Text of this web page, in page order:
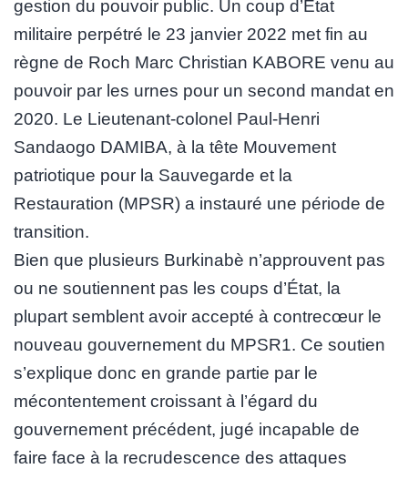
gestion du pouvoir public. Un coup d’État
militaire perpétré le 23 janvier 2022 met fin au
règne de Roch Marc Christian KABORE venu au
pouvoir par les urnes pour un second mandat en
2020. Le Lieutenant-colonel Paul-Henri
Sandaogo DAMIBA, à la tête Mouvement
patriotique pour la Sauvegarde et la
Restauration (MPSR) a instauré une période de
transition.
Bien que plusieurs Burkinabè n’approuvent pas
ou ne soutiennent pas les coups d’État, la
plupart semblent avoir accepté à contrecœur le
nouveau gouvernement du MPSR1. Ce soutien
s’explique donc en grande partie par le
mécontentement croissant à l’égard du
gouvernement précédent, jugé incapable de
faire face à la recrudescence des attaques